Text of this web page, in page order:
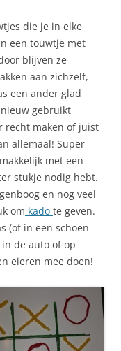
die je in elke
een touwtje met
blijven ze
aan zichzelf,
een ander glad
gebruikt
recht maken of juist
allemaal! Super
met een
stukje nodig hebt.
en nog veel
om kado te geven.
(of in een schoen
de auto of op
eieren mee doen!